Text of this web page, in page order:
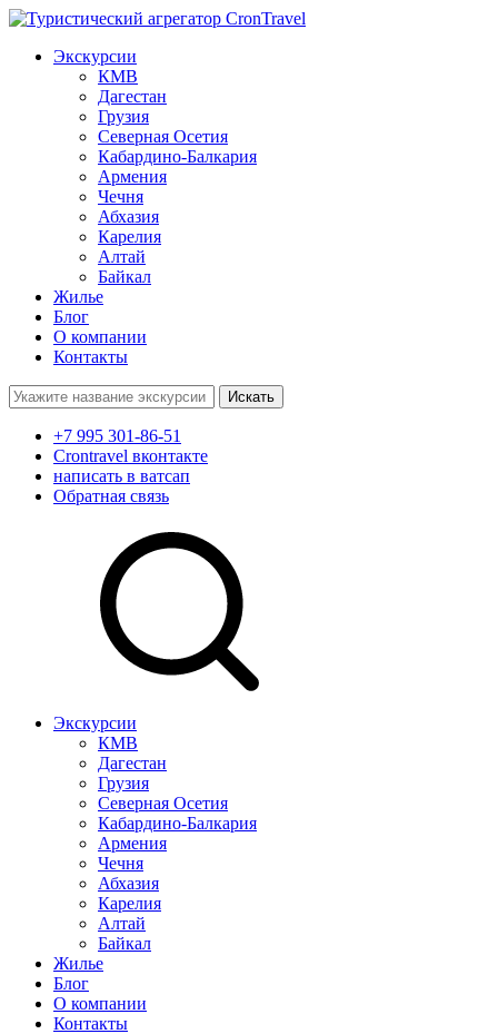
Экскурсии
КМВ
Дагестан
Грузия
Северная Осетия
Кабардино-Балкария
Армения
Чечня
Абхазия
Карелия
Алтай
Байкал
Жилье
Блог
О компании
Контакты
Поиск:
+7 995 301-86-51
Crontravel вконтакте
написать в ватсап
Обратная связь
Экскурсии
КМВ
Дагестан
Грузия
Северная Осетия
Кабардино-Балкария
Армения
Чечня
Абхазия
Карелия
Алтай
Байкал
Жилье
Блог
О компании
Контакты